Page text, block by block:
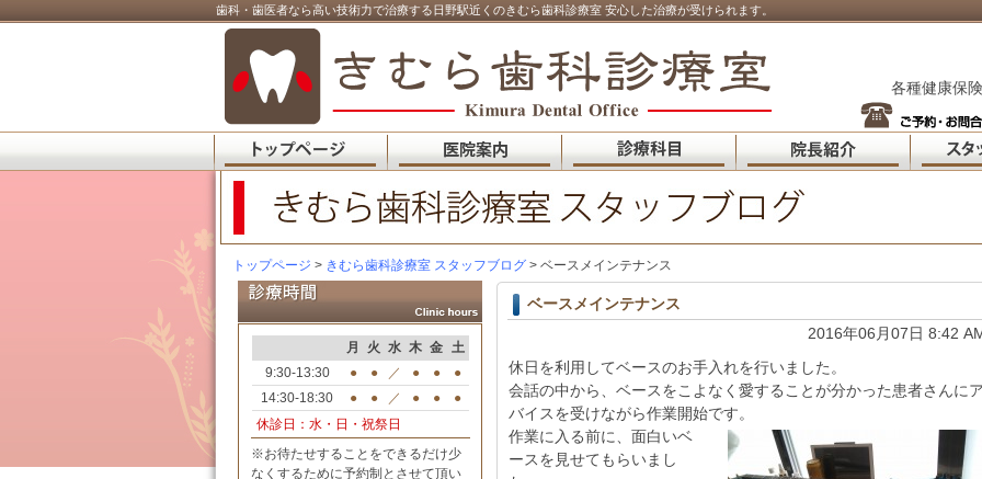
歯科・歯医者なら高い技術力で治療する日野駅近くのきむら歯科診療室 安心した治療が受けられます。
各種健康保
トップページ > きむら歯科診療室 スタッフブログ > ベースメインテナンス
月 火 水 木 金 土
9:30-13:30
● ● ／ ● ●
●
14:30-18:30
● ● ／ ● ●
●
休診日：水・日・祝祭日
※お待たせすることをできるだけ少
なくするために予約制とさせて頂い
ベースメインテナンス
2016年06月07日 8:42
休日を利用してベースのお手入れを行いました。
会話の中から、ベースをこよなく愛することが分かった患者さんに
バイスを受けながら作業開始です。
作業に入る前に、面白いベ
ースを見せてもらいまし